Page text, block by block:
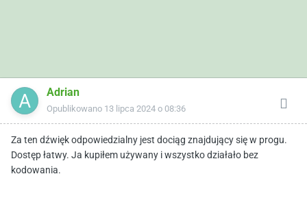
Adrian
Opublikowano 13 lipca 2024 o 08:36
Za ten dźwięk odpowiedzialny jest dociąg znajdujący się w progu.
Dostęp łatwy. Ja kupiłem używany i wszystko działało bez
kodowania.